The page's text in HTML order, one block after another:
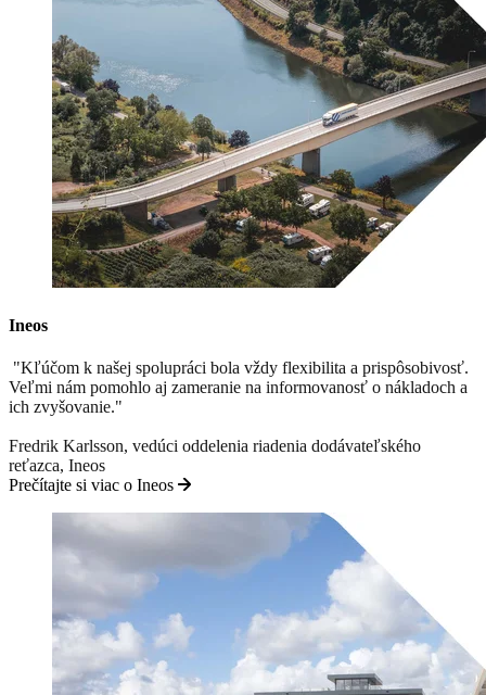
Ineos
"Kľúčom k našej spolupráci bola vždy flexibilita a prispôsobivosť.
Veľmi nám pomohlo aj zameranie na informovanosť o nákladoch a
ich zvyšovanie."
Fredrik Karlsson, vedúci oddelenia riadenia dodávateľského
reťazca, Ineos
Prečítajte si viac o Ineos